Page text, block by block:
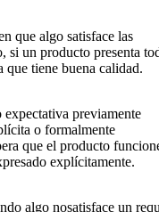
que algo satisface las
si un producto presenta
que tiene buena calidad.
previamente
o formalmente
que el producto
explícitamente.
algo nosatisface un